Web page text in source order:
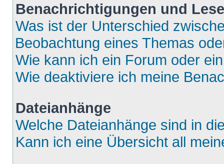
Benachrichtigungen und
Was ist der Unterschied
Beobachtung eines Themas
Wie kann ich ein Forum oder
Wie deaktiviere ich meine
Dateianhänge
Welche Dateianhänge sind in
Kann ich eine Übersicht all